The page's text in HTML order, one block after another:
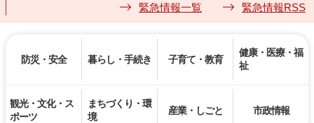
緊急情報一覧 緊急情報RSS
防災・安全 暮らし・手続き 子育て・教育
健康・医療・福
祉
観光・文化・ス
ポーツ
まちづくり・環
境
産業・しごと 市政情報